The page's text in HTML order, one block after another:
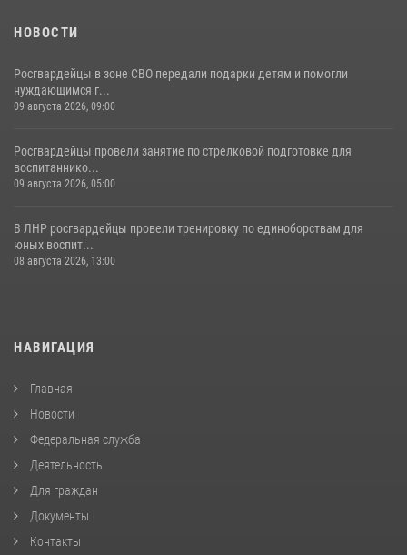
НОВОСТИ
Росгвардейцы в зоне СВО передали подарки детям и помогли
нуждающимся г...
09 августа 2026, 09:00
Росгвардейцы провели занятие по стрелковой подготовке для
воспитаннико...
09 августа 2026, 05:00
В ЛНР росгвардейцы провели тренировку по единоборствам для
юных воспит...
08 августа 2026, 13:00
НАВИГАЦИЯ
Главная
Новости
Федеральная служба
Деятельность
Для граждан
Документы
Контакты